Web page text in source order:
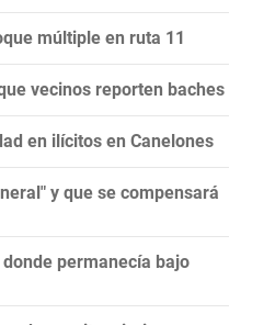
múltiple en ruta 11
vecinos reporten baches
en ilícitos en Canelones
y que se compensará
permanecía bajo